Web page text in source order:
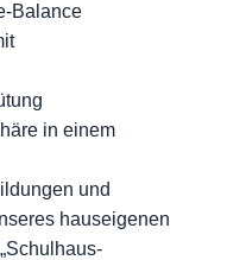
Balance
in einem
und
hauseigenen